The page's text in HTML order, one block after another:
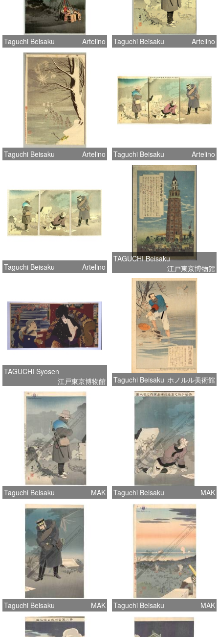
Taguchi Beisaku Artelino Taguchi Beisaku Artelino
Taguchi Beisaku Artelino Taguchi Beisaku Artelino
Taguchi Beisaku Artelino
TAGUCHI Beisaku
江戸東京博物館
TAGUCHI Syosen
江戸東京博物館
Taguchi Beisaku ホノルル美術館
Taguchi Beisaku MAK Taguchi Beisaku MAK
Taguchi Beisaku MAK Taguchi Beisaku MAK